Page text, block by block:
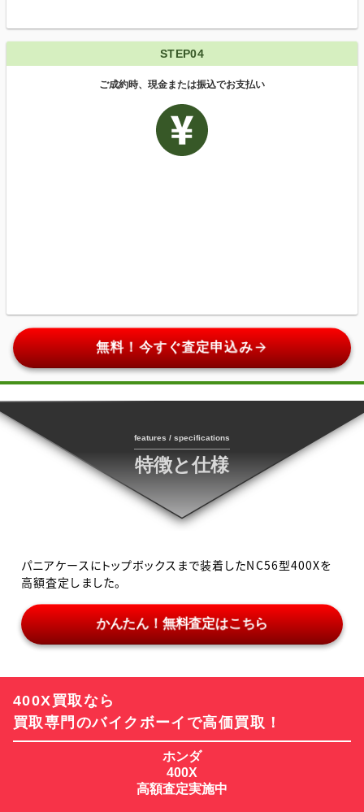
STEP04
ご成約時、現金または振込でお支払い
無料！今すぐ査定申込みarrow_forward
features / specifications
特徴と仕様
パニアケースにトップボックスまで装着したNC56型400Xを
高額査定しました。
かんたん！無料査定はこちら
400X買取なら
買取専門のバイクボーイで高価買取！
ホンダ
400X
高額査定実施中